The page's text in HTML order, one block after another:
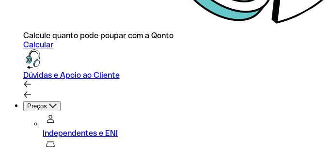
Calcule quanto pode poupar com a Qonto
Calcular
Dúvidas e Apoio ao Cliente
Preços
Independentes e ENI